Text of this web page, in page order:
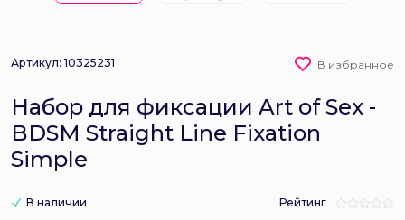
Артикул: 10325231 В избранное
Набор для фиксации Art of Sex -
BDSM Straight Line Fixation
Simple
В наличии Рейтинг